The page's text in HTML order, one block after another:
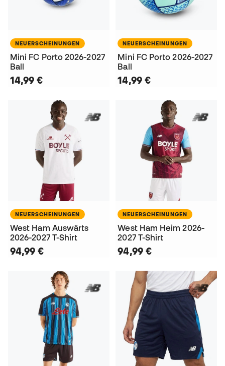
NEUERSCHEINUNGEN
Mini FC Porto 2026-2027
Ball
14,99 €
NEUERSCHEINUNGEN
Mini FC Porto 2026-2027
Ball
14,99 €
NEUERSCHEINUNGEN
West Ham Auswärts
2026-2027 T-Shirt
94,99 €
NEUERSCHEINUNGEN
West Ham Heim 2026-
2027 T-Shirt
94,99 €